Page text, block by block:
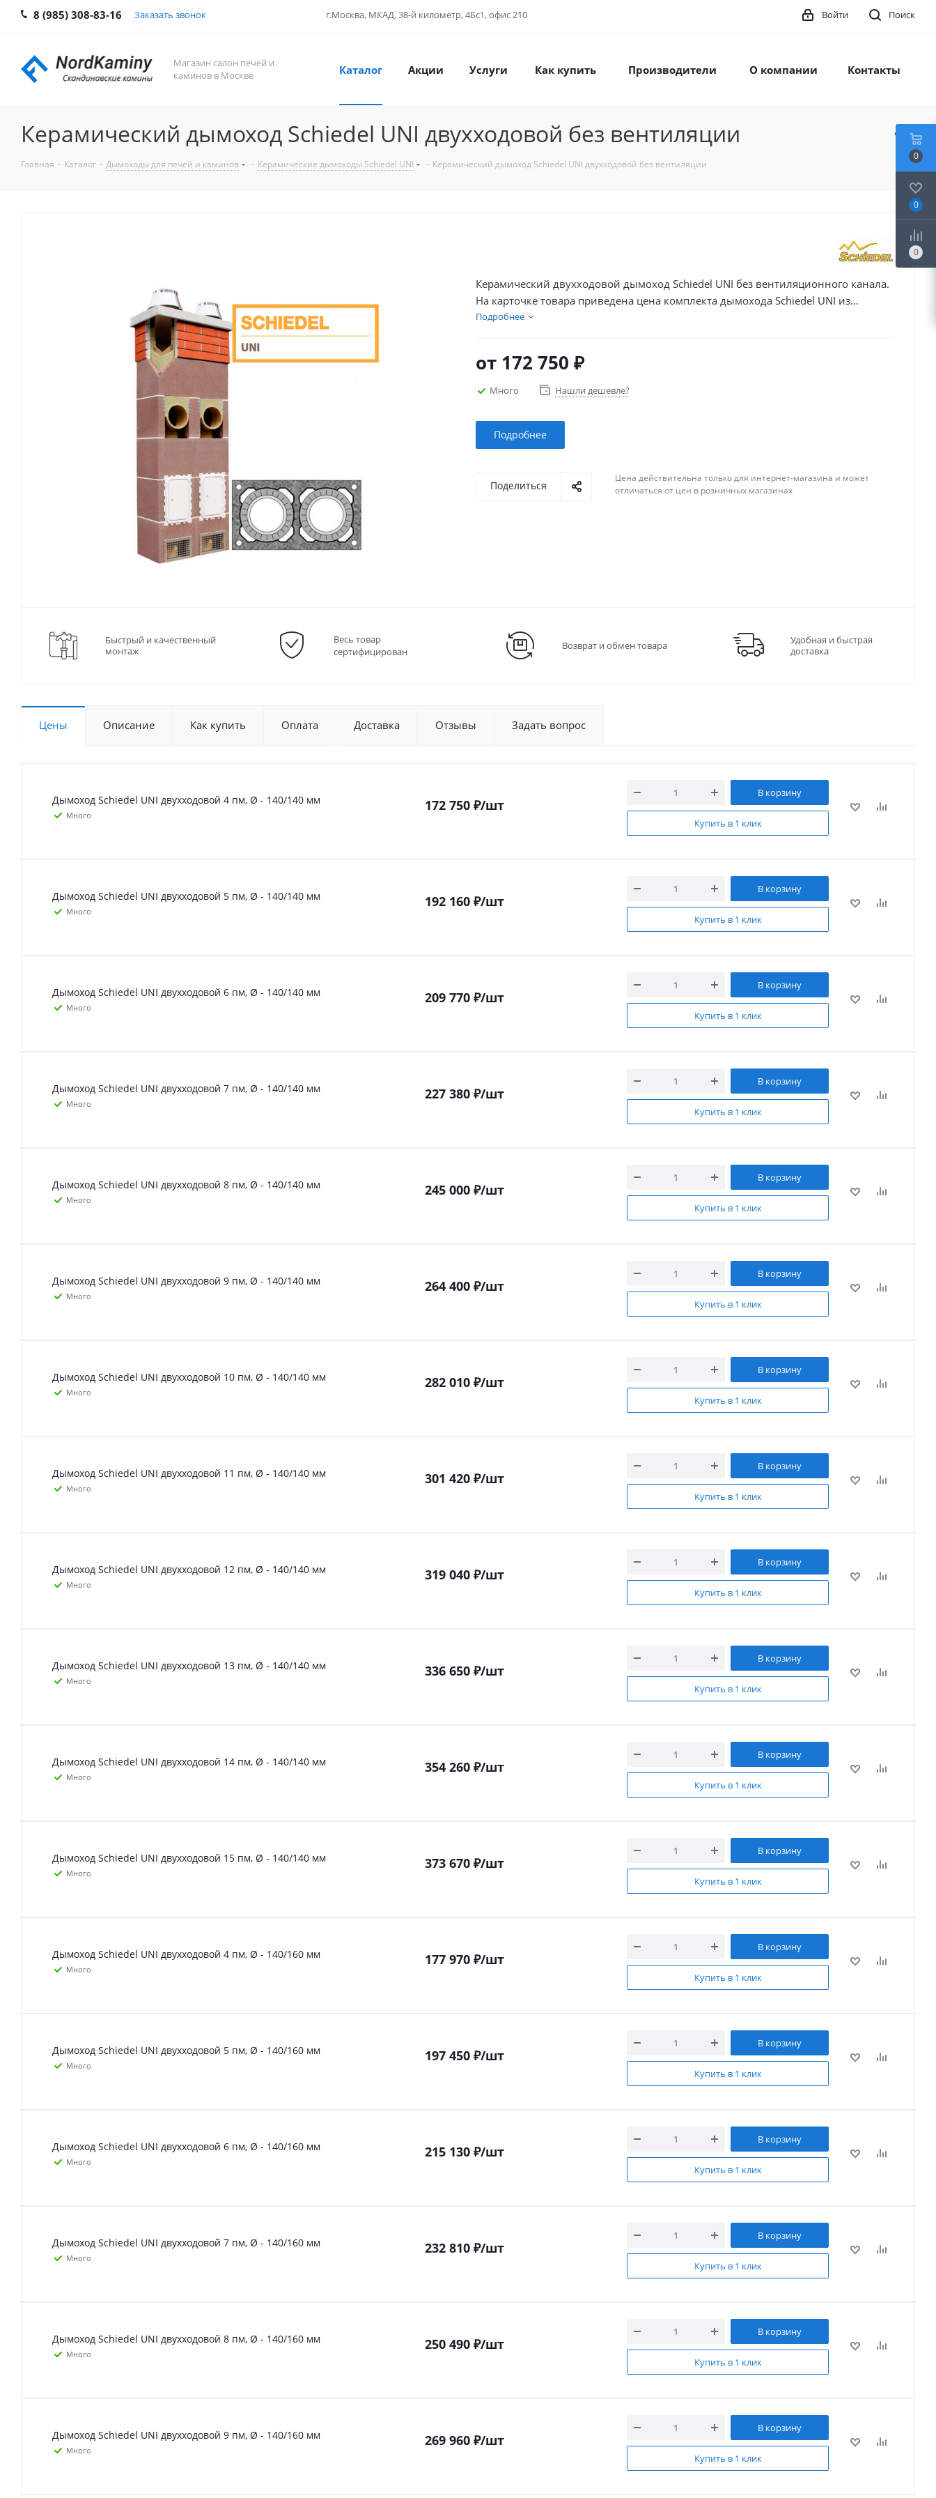
8 (985) 308-83-16 Заказать звонок г.Москва, МКАД, 38-й километр, 4Бс1, офис 210 Поиск
Войти
Магазин салон печей и
каминов в Москве
Каталог Акции Услуги Как купить Производители О компании Контакты
Керамический дымоход Schiedel UNI двухходовой без вентиляции
Главная - Каталог - Дымоходы для печей и каминов - Керамические дымоходы Schiedel UNI - Керамический дымоход Schiedel UNI двухходовой без вентиляции
Керамический двухходовой дымоход Schiedel UNI без вентиляционного канала.
На карточке товара приведена цена комплекта дымохода Schiedel UNI из
керамики с двумя дымоходными каналами без вентиляции в зависимости от
Подробнее
от 172 750 ₽
Много Нашли дешевле?
Подробнее
Поделиться
Цена действительна только для интернет-магазина и может
отличаться от цен в розничных магазинах
Быстрый и качественный
монтаж
Весь товар
сертифицирован
Возврат и обмен товара
Удобная и быстрая
доставка
Цены Описание Как купить Оплата Доставка Отзывы Задать вопрос
Дымоход Schiedel UNI двухходовой 4 пм, Ø - 140/140 мм
Много
172 750 ₽/шт
В корзину
Купить в 1 клик
Дымоход Schiedel UNI двухходовой 5 пм, Ø - 140/140 мм
Много
192 160 ₽/шт
В корзину
Купить в 1 клик
Дымоход Schiedel UNI двухходовой 6 пм, Ø - 140/140 мм
Много
209 770 ₽/шт
В корзину
Купить в 1 клик
Дымоход Schiedel UNI двухходовой 7 пм, Ø - 140/140 мм
Много
227 380 ₽/шт
В корзину
Купить в 1 клик
Дымоход Schiedel UNI двухходовой 8 пм, Ø - 140/140 мм
Много
245 000 ₽/шт
В корзину
Купить в 1 клик
Дымоход Schiedel UNI двухходовой 9 пм, Ø - 140/140 мм
Много
264 400 ₽/шт
В корзину
Купить в 1 клик
Дымоход Schiedel UNI двухходовой 10 пм, Ø - 140/140 мм
Много
282 010 ₽/шт
В корзину
Купить в 1 клик
Дымоход Schiedel UNI двухходовой 11 пм, Ø - 140/140 мм
Много
301 420 ₽/шт
В корзину
Купить в 1 клик
Дымоход Schiedel UNI двухходовой 12 пм, Ø - 140/140 мм
Много
319 040 ₽/шт
В корзину
Купить в 1 клик
Дымоход Schiedel UNI двухходовой 13 пм, Ø - 140/140 мм
Много
336 650 ₽/шт
В корзину
Купить в 1 клик
Дымоход Schiedel UNI двухходовой 14 пм, Ø - 140/140 мм
Много
354 260 ₽/шт
В корзину
Купить в 1 клик
Дымоход Schiedel UNI двухходовой 15 пм, Ø - 140/140 мм
Много
373 670 ₽/шт
В корзину
Купить в 1 клик
Дымоход Schiedel UNI двухходовой 4 пм, Ø - 140/160 мм
Много
177 970 ₽/шт
В корзину
Купить в 1 клик
Дымоход Schiedel UNI двухходовой 5 пм, Ø - 140/160 мм
Много
197 450 ₽/шт
В корзину
Купить в 1 клик
Дымоход Schiedel UNI двухходовой 6 пм, Ø - 140/160 мм
Много
215 130 ₽/шт
В корзину
Купить в 1 клик
Дымоход Schiedel UNI двухходовой 7 пм, Ø - 140/160 мм
Много
232 810 ₽/шт
В корзину
Купить в 1 клик
Дымоход Schiedel UNI двухходовой 8 пм, Ø - 140/160 мм
Много
250 490 ₽/шт
В корзину
Купить в 1 клик
Дымоход Schiedel UNI двухходовой 9 пм, Ø - 140/160 мм
Много
269 960 ₽/шт
В корзину
Купить в 1 клик
0
0
0